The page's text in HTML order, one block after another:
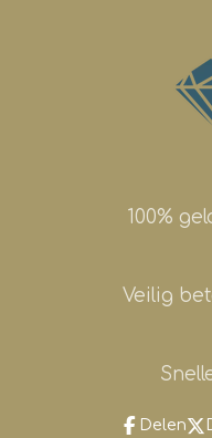
100%
Veilig
Delen